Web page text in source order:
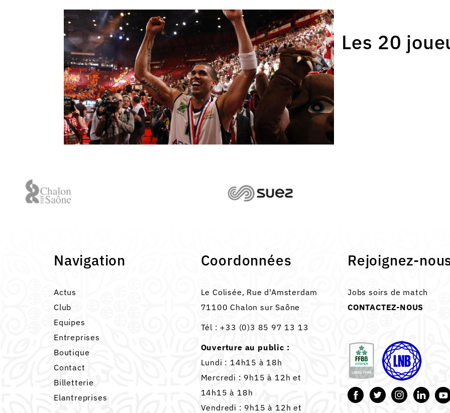
Les 20
Navigation
Actus
Club
Equipes
Entreprises
Boutique
Contact
Billetterie
Elantreprises
Coordonnées
Le Colisée, Rue d'Amsterdam
71100 Chalon sur Saône
Tél : +33 (0)3 85 97 13 13
Ouverture au public :
Lundi : 14h15 à 18h
Mercredi : 9h15 à 12h et
14h15 à 18h
Vendredi : 9h15 à 12h et
Rejoignez-
Jobs soirs de match
CONTACTEZ-NOUS